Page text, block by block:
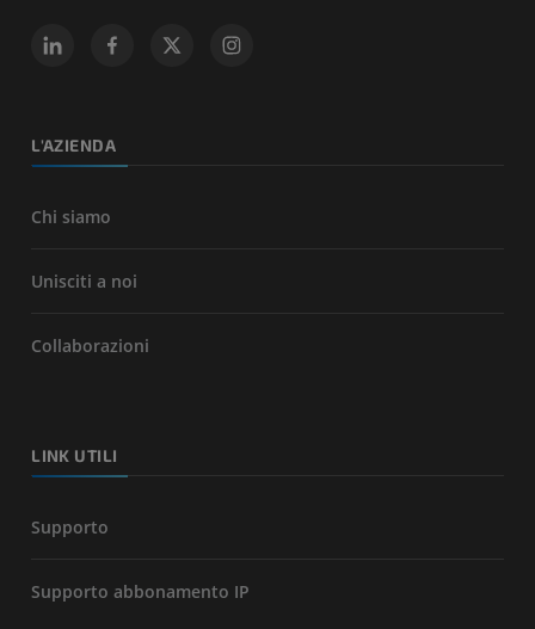
L'AZIENDA
Chi siamo
Unisciti a noi
Collaborazioni
LINK UTILI
Supporto
Supporto abbonamento IP